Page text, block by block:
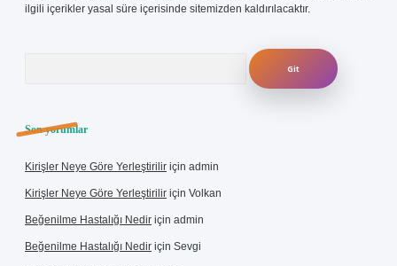
ilgili içerikler yasal süre içerisinde sitemizden kaldırılacaktır.
Son yorumlar
Kirişler Neye Göre Yerleştirilir için admin
Kirişler Neye Göre Yerleştirilir için Volkan
Beğenilme Hastalığı Nedir için admin
Beğenilme Hastalığı Nedir için Sevgi